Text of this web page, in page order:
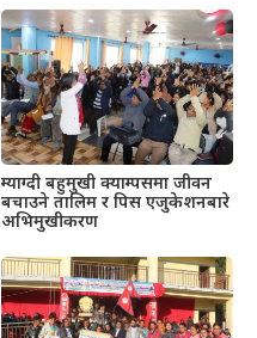
म्याग्दी बहुमुखी क्याम्पसमा जीवन
बचाउने तालिम र पिस एजुकेशनबारे
अभिमुखीकरण